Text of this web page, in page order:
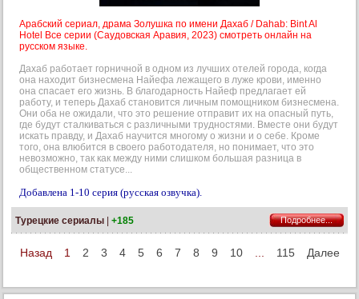
Арабский сериал, драма Золушка по имени Дахаб / Dahab: Bint Al
Hotel Все серии (Саудовская Аравия, 2023) смотреть онлайн на
русском языке.
Дахаб работает горничной в одном из лучших отелей города, когда
она находит бизнесмена Найефа лежащего в луже крови, именно
она спасает его жизнь. В благодарность Найеф предлагает ей
работу, и теперь Дахаб становится личным помощником бизнесмена.
Они оба не ожидали, что это решение отправит их на опасный путь,
где будут сталкиваться с различными трудностями. Вместе они будут
искать правду, и Дахаб научится многому о жизни и о себе. Кроме
того, она влюбится в своего работодателя, но понимает, что это
невозможно, так как между ними слишком большая разница в
общественном статусе...
Добавлена 1-10 серия (русская озвучка).
Турецкие сериалы +185 Подробнее...
Назад 1 2 3 4 5 6 7 8 9 10 115 Далее